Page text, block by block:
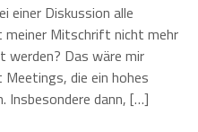
einer Diskussion alle
meiner Mitschrift nicht mehr
werden? Das wäre mir
die ein hohes
Insbesondere dann, […]